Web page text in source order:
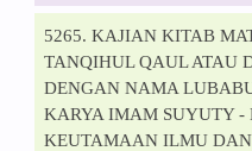
5265. KAJIAN KITAB
TANQIHUL QAUL ATAU
DENGAN NAMA
KARYA IMAM SUYUTY -
KEUTAMAAN ILMU